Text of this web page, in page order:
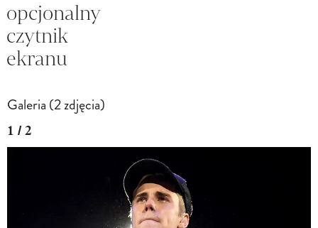
opcjonalny
czytnik
ekranu
Galeria (2 zdjęcia)
1 / 2